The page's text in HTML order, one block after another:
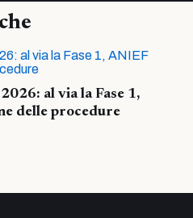
al via la Fase 1,
delle procedure